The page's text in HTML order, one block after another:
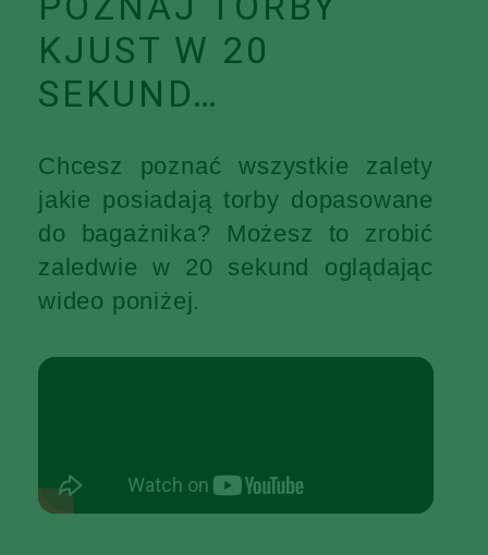
KJUST W 20
SEKUND…
Chcesz poznać wszystkie zalety
jakie posiadają torby dopasowane
do bagażnika? Możesz to zrobić
zaledwie w 20 sekund oglądając
wideo poniżej.